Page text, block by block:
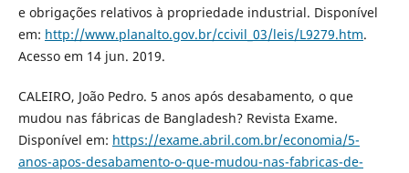
e obrigações relativos à propriedade industrial. Disponível
em: http://www.planalto.gov.br/ccivil_03/leis/L9279.htm.
Acesso em 14 jun. 2019.
CALEIRO, João Pedro. 5 anos após desabamento, o que
mudou nas fábricas de Bangladesh? Revista Exame.
Disponível em: https://exame.abril.com.br/economia/5-
anos-apos-desabamento-o-que-mudou-nas-fabricas-de-